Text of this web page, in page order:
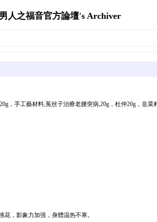
人之福音官方論壇's Archiver
，手工藝材料,莬丝子治療老腰突病,20g，杜仲20g，韭菜
，影象力加强，身體温热不寒。